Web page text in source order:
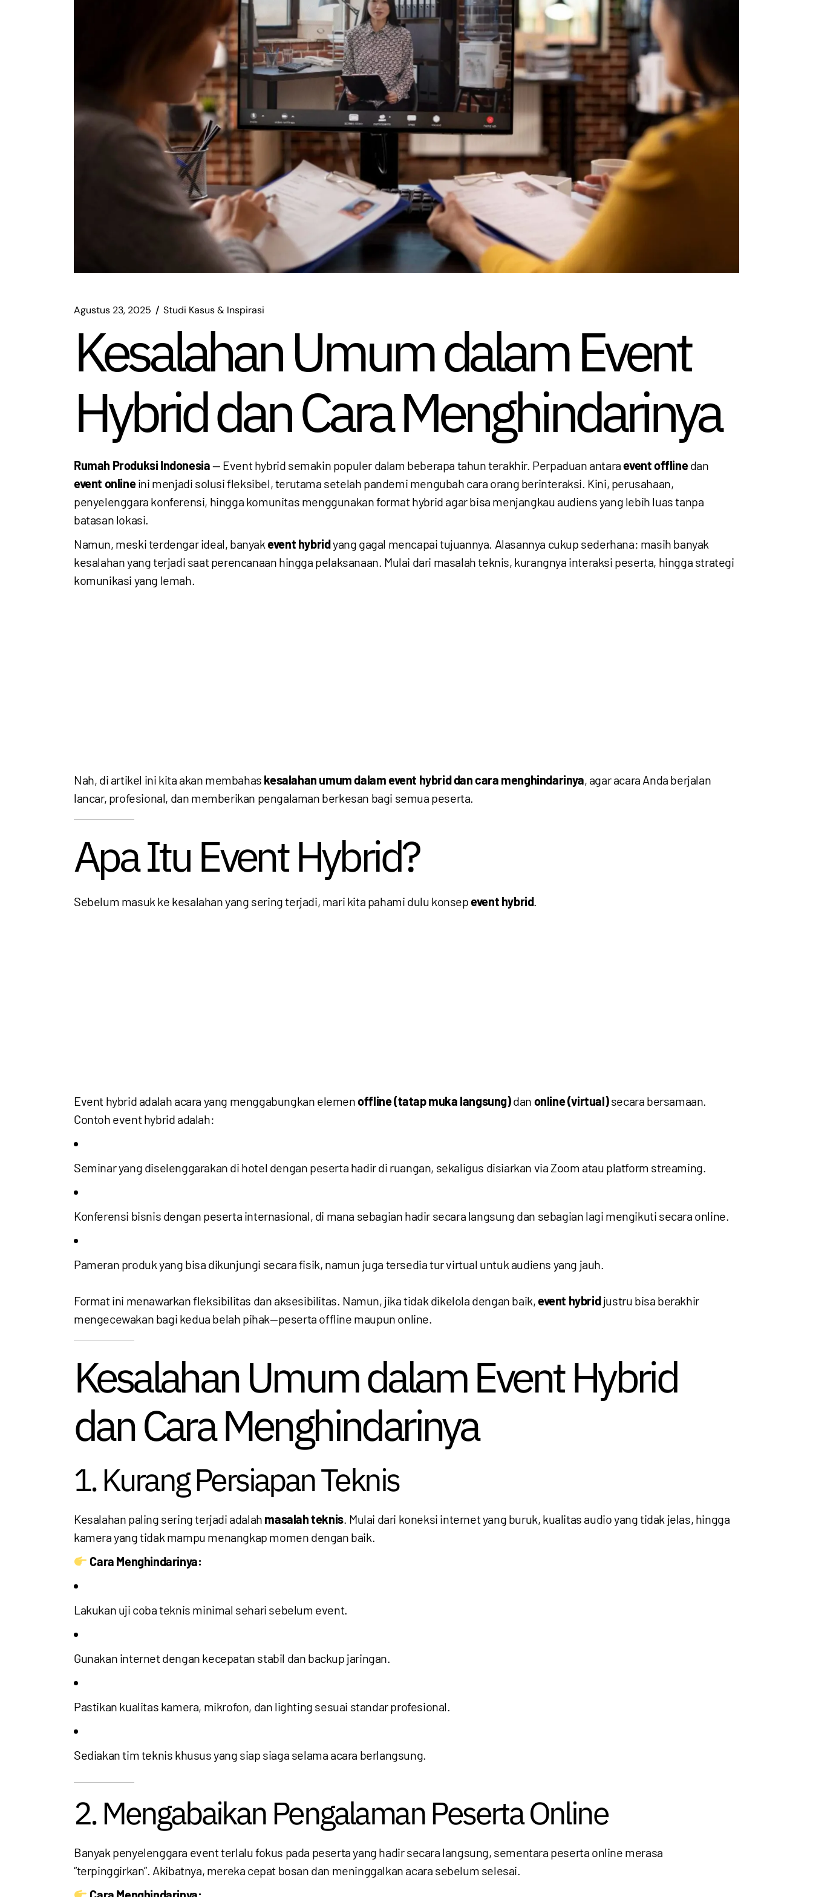
Agustus 23, 2025 Studi Kasus & Inspirasi
Kesalahan Umum dalam Event
Hybrid dan Cara Menghindarinya
Rumah Produksi Indonesia— Event hybrid semakin populer dalam beberapa tahun terakhir. Perpaduan antaraevent offlinedan
event onlineini menjadi solusi fleksibel, terutama setelah pandemi mengubah cara orang berinteraksi. Kini, perusahaan,
penyelenggara konferensi, hingga komunitas menggunakan format hybrid agar bisa menjangkau audiens yang lebih luas tanpa
batasan lokasi.
Namun, meski terdengar ideal, banyakevent hybridyang gagal mencapai tujuannya. Alasannya cukup sederhana: masih banyak
kesalahan yang terjadi saat perencanaan hingga pelaksanaan. Mulai dari masalah teknis, kurangnya interaksi peserta, hingga strategi
komunikasi yang lemah.
Nah, di artikel ini kita akan membahas kesalahan umum dalam event hybrid dan cara menghindarinya, agar acara Anda berjalan
lancar, profesional, dan memberikan pengalaman berkesan bagi semua peserta.
Apa Itu Event Hybrid?
Sebelum masuk ke kesalahan yang sering terjadi, mari kita pahami dulu konsepevent hybrid.
Event hybrid adalah acara yang menggabungkan elemenoffline (tatap muka langsung)dan online (virtual)secara bersamaan.
Contoh event hybrid adalah:
Seminar yang diselenggarakan di hotel dengan peserta hadir di ruangan, sekaligus disiarkan via Zoom atau platform streaming.
Konferensi bisnis dengan peserta internasional, di mana sebagian hadir secara langsung dan sebagian lagi mengikuti secara online.
Pameran produk yang bisa dikunjungi secara fisik, namun juga tersedia tur virtual untuk audiens yang jauh.
Format ini menawarkan fleksibilitas dan aksesibilitas. Namun, jika tidak dikelola dengan baik,event hybridjustru bisa berakhir
mengecewakan bagi kedua belah pihak—peserta offline maupun online.
Kesalahan Umum dalam Event Hybrid
dan Cara Menghindarinya
1. Kurang Persiapan Teknis
Kesalahan paling sering terjadi adalah masalah teknis. Mulai dari koneksi internet yang buruk, kualitas audio yang tidak jelas, hingga
kamera yang tidak mampu menangkap momen dengan baik.
Cara Menghindarinya:
Lakukan uji coba teknis minimal sehari sebelum event.
Gunakan internet dengan kecepatan stabil dan backup jaringan.
Pastikan kualitas kamera, mikrofon, dan lighting sesuai standar profesional.
Sediakan tim teknis khusus yang siap siaga selama acara berlangsung.
2. Mengabaikan Pengalaman Peserta Online
Banyak penyelenggara event terlalu fokus pada peserta yang hadir secara langsung, sementara peserta online merasa
“terpinggirkan”. Akibatnya, mereka cepat bosan dan meninggalkan acara sebelum selesai.